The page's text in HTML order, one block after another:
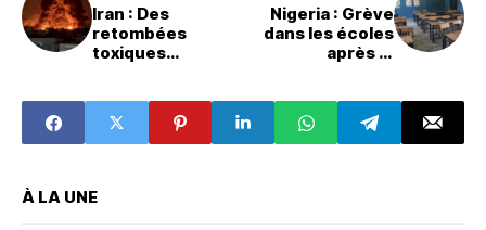
Iran : Des
retombées
toxiques
site pétrolier
Nigeria : Grève
dans les écoles
après le
d’enseignants
À LA UNE